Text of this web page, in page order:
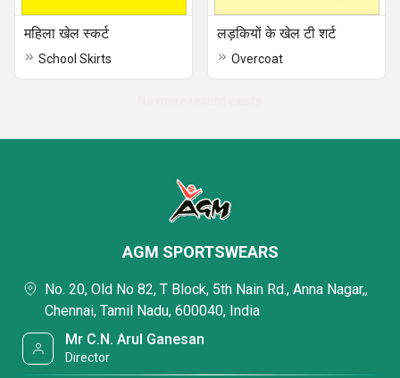
महिला खेल स्कर्ट
School Skirts
लड़कियों के खेल टी शर्ट
Overcoat
AGM SPORTSWEARS
No. 20, Old No 82, T Block, 5th Nain Rd., Anna Nagar,,
Chennai, Tamil Nadu, 600040, India
Mr C.N. Arul Ganesan
Director